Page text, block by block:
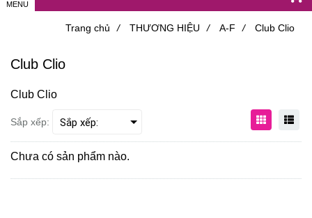
Trang chủ / THƯƠNG HIỆU / A-F / Club Clio
Club Clio
Club Clio
Sắp xếp:
Chưa có sản phẩm nào.